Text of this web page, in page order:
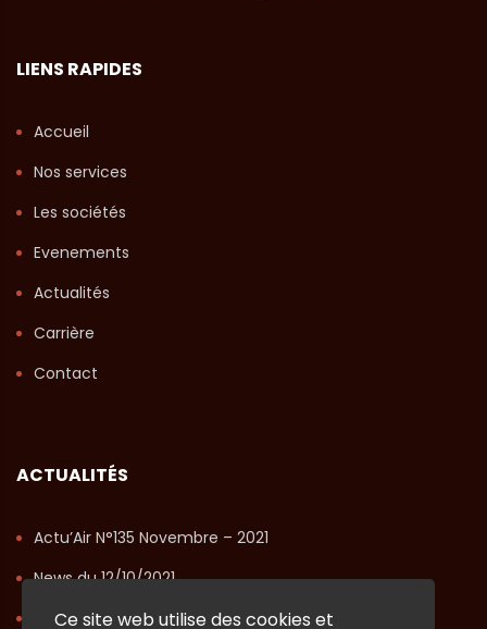
LIENS RAPIDES
Accueil
Nos services
Les sociétés
Evenements
Actualités
Carrière
Contact
ACTUALITÉS
Actu’Air N°135 Novembre – 2021
News du 12/10/2021
Actu’Air N°134 Octobre – 2021
Ce site web utilise des cookies et